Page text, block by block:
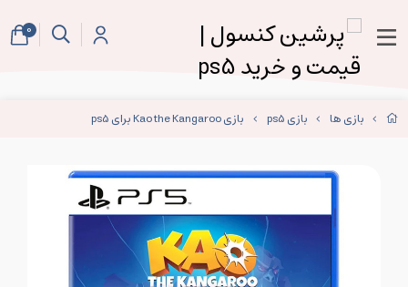
بازی ها بازی ps5 بازی Kao the Kangaroo برای ps5
0